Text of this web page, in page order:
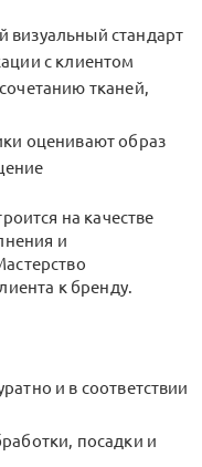
визуальный стандарт
с клиентом
тканей,
оценивают образ
на качестве
и
к бренду.
и в соответствии
посадки и